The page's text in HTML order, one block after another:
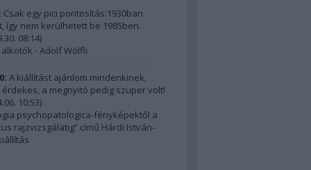
Csak egy pici pontosítás:1930ban
így nem kerülhetett be 1985ben.
08:14)
- Adolf Wölfli
A kiállítást ajánlom mindenkinek,
a megnyitó pedig szuper volt!
10:53)
psychopatologica-fényképektől a
rajzvizsgálatig” című Hárdi István-